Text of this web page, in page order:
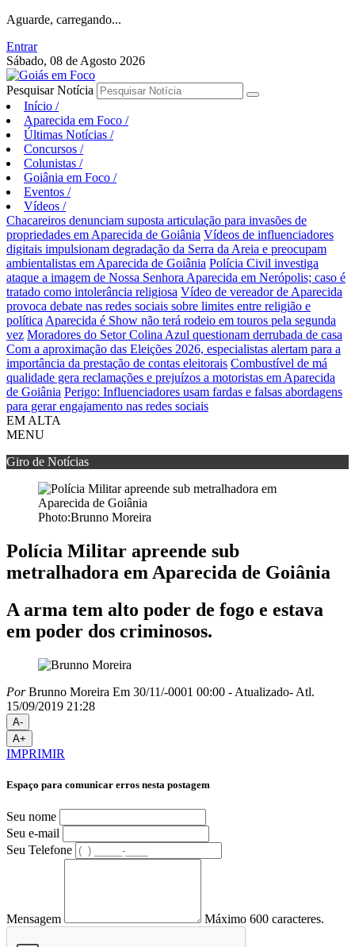
Aguarde, carregando...
Entrar
Sábado, 08 de Agosto 2026
Pesquisar Notícia
Início /
Aparecida em Foco /
Últimas Notícias /
Concursos /
Colunistas /
Goiânia em Foco /
Eventos /
Vídeos /
Chacareiros denunciam suposta articulação para invasões de
propriedades em Aparecida de Goiânia Vídeos de influenciadores
digitais impulsionam degradação da Serra da Areia e preocupam
ambientalistas em Aparecida de Goiânia Polícia Civil investiga
ataque a imagem de Nossa Senhora Aparecida em Nerópolis; caso é
tratado como intolerância religiosa Vídeo de vereador de Aparecida
provoca debate nas redes sociais sobre limites entre religião e
política Aparecida é Show não terá rodeio em touros pela segunda
vez Moradores do Setor Colina Azul questionam derrubada de casa
Com a aproximação das Eleições 2026, especialistas alertam para a
importância da prestação de contas eleitorais Combustível de má
qualidade gera reclamações e prejuízos a motoristas em Aparecida
de Goiânia Perigo: Influenciadores usam fardas e falsas abordagens
para gerar engajamento nas redes sociais
EM ALTA
MENU
Giro de Notícias
Photo:Brunno Moreira
Polícia Militar apreende sub
metralhadora em Aparecida de Goiânia
A arma tem alto poder de fogo e estava
em poder dos criminosos.
PorBrunno Moreira Em 30/11/-0001 00:00 - Atualizado- Atl.
15/09/2019 21:28
A-
A+
IMPRIMIR
Espaço para comunicar erros nesta postagem
Seu nome
Seu e-mail
Seu Telefone
Mensagem Máximo 600 caracteres.